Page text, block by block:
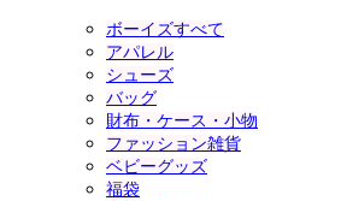
ボーイズすべて
アパレル
シューズ
バッグ
財布・ケース・小物
ファッション雑貨
ベビーグッズ
福袋